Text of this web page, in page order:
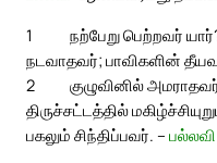
1
நற்பேறு பெற்றவர்
நடவாதவர்; பாவிகளின்
குழுவினில்
2
திருச்சட்டத்தில்
பகலும் சிந்திப்பவர். – பல்லவி